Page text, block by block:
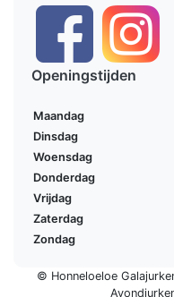
Openingstijden
Maandag
Dinsdag
Woensdag
Donderdag
Vrijdag
Zaterdag
Zondag
© Honneloeloe